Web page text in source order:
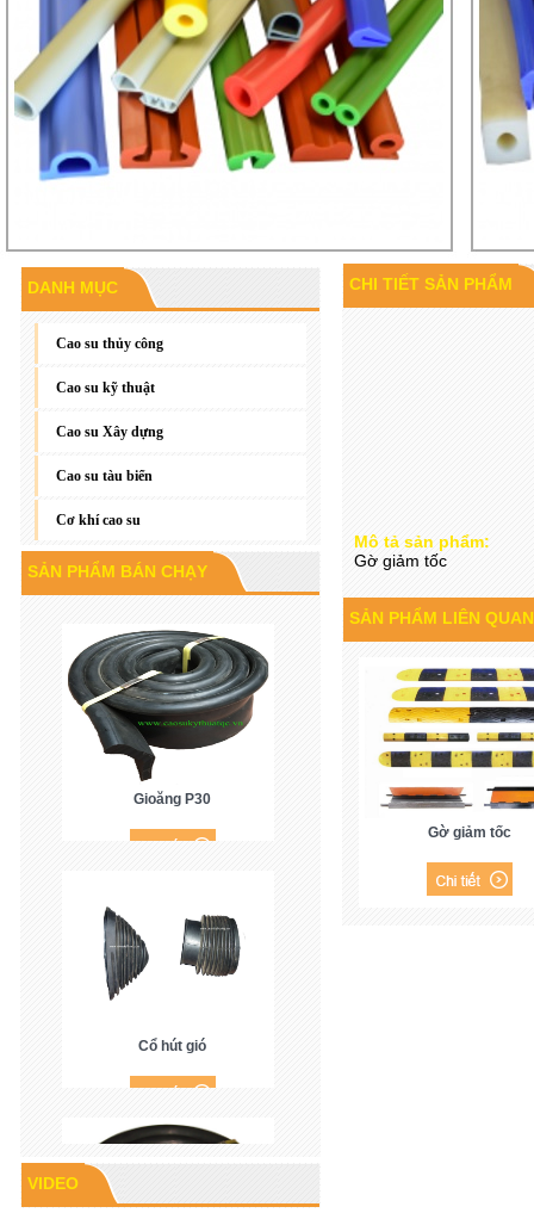
DANH MỤC
Cao su thủy công
Cao su kỹ thuật
Cao su Xây dựng
Cao su tàu biển
Cơ khí cao su
SẢN PHẨM BÁN CHẠY
Gioăng đáy, gioăng phẳng
Cao su P60
Gioăng P30
Cổ hút gió
VIDEO
CHI TIẾT SẢN PHẨM
Mô tả sản phẩm:
Gờ giảm tốc
SẢN PHẨM LIÊN
Gờ giảm tốc